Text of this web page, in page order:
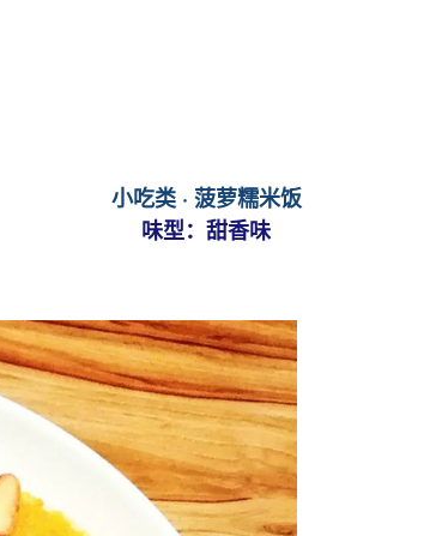
小吃类· 菠萝糯米饭
味型：甜香味